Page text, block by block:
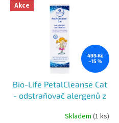
Akce
499 Kč
–15 %
Bio-Life PetalCleanse Cat
- odstraňovač alergenů z
hlodavců 350 ml
Skladem (1 ks)